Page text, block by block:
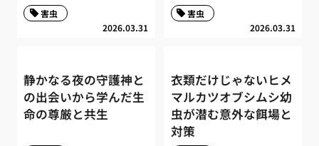
2026.03.31
害虫
2026.03.31
害虫
静かなる夜の守護神と
の出会いから学んだ生
命の尊厳と共生
衣類だけじゃないヒメ
マルカツオブシムシ幼
虫が潜む意外な餌場と
対策